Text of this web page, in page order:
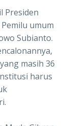
Presiden
umum
Subianto.
masih 36
harus